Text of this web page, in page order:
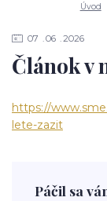
Úvod
07 06 2026
Článok v
https://
lete-zazit
Páčil sa